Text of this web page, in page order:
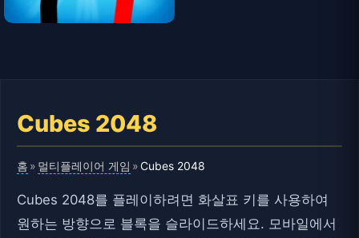
Cubes 2048
홈 » 멀티플레이어 게임 »Cubes 2048
Cubes 2048를 플레이하려면 화살표 키를 사용하여
원하는 방향으로 블록을 슬라이드하세요. 모바일에서